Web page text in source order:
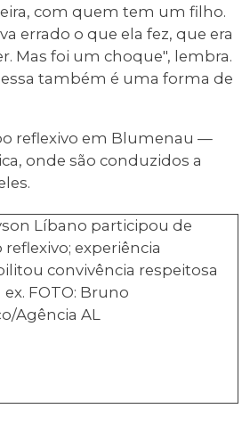
com quem tem um filho.
errado o que ela fez, que era
Mas foi um choque", lembra.
também é uma forma de
reflexivo em Blumenau —
onde são conduzidos a